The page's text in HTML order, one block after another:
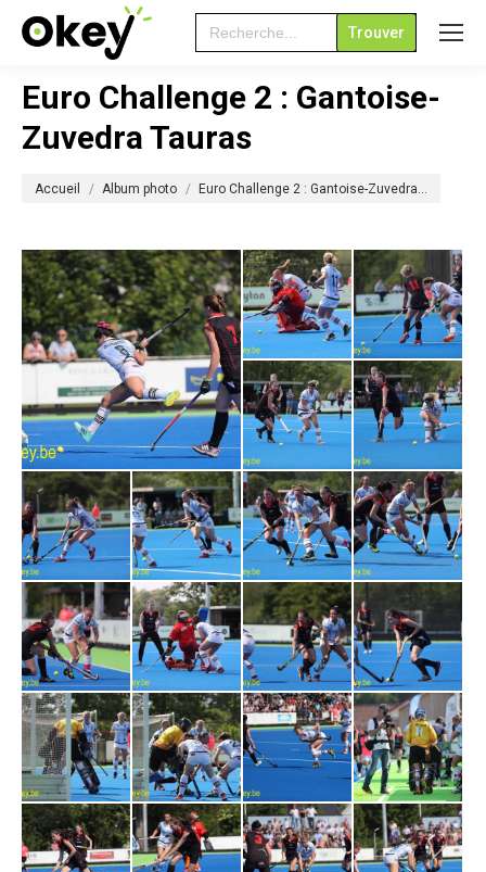
Search
for:
Euro Challenge 2 : Gantoise-
Zuvedra Tauras
Accueil Album photo Euro Challenge 2 : Gantoise-Zuvedra…